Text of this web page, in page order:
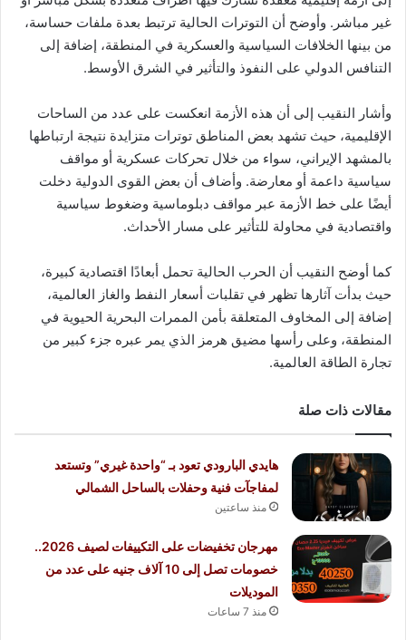
غير مباشر. وأوضح أن التوترات الحالية ترتبط بعدة ملفات حساسة،
من بينها الخلافات السياسية والعسكرية في المنطقة، إضافة إلى
التنافس الدولي على النفوذ والتأثير في الشرق الأوسط.
وأشار النقيب إلى أن هذه الأزمة انعكست على عدد من الساحات
الإقليمية، حيث تشهد بعض المناطق توترات متزايدة نتيجة ارتباطها
بالمشهد الإيراني، سواء من خلال تحركات عسكرية أو مواقف
سياسية داعمة أو معارضة. وأضاف أن بعض القوى الدولية دخلت
أيضًا على خط الأزمة عبر مواقف دبلوماسية وضغوط سياسية
واقتصادية في محاولة للتأثير على مسار الأحداث.
كما أوضح النقيب أن الحرب الحالية تحمل أبعادًا اقتصادية كبيرة،
حيث بدأت آثارها تظهر في تقلبات أسعار النفط والغاز العالمية،
إضافة إلى المخاوف المتعلقة بأمن الممرات البحرية الحيوية في
المنطقة، وعلى رأسها مضيق هرمز الذي يمر عبره جزء كبير من
تجارة الطاقة العالمية.
مقالات ذات صلة
هايدي البارودي تعود بـ “واحدة غيري” وتستعد
لمفاجآت فنية وحفلات بالساحل الشمالي
منذ ساعتين
مهرجان تخفيضات على التكييفات لصيف 2026..
خصومات تصل إلى 10 آلاف جنيه على عدد من
الموديلات
منذ 7 ساعات